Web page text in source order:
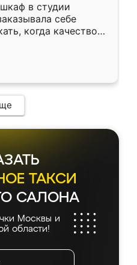
в студии
себе
когда качеством
кухня уже почти
ТАКСИ
САЛОНА
Москвы и
области!